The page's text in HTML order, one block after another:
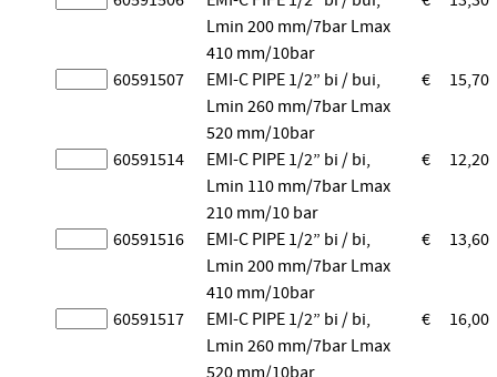
Lmin 200 mm/7bar Lmax
410 mm/10bar
60591507
EMI-C PIPE 1/2” bi / bui,
Lmin 260 mm/7bar Lmax
520 mm/10bar
€ 15,70
60591514
EMI-C PIPE 1/2” bi / bi,
Lmin 110 mm/7bar Lmax
210 mm/10 bar
€ 12,20
60591516
EMI-C PIPE 1/2” bi / bi,
Lmin 200 mm/7bar Lmax
410 mm/10bar
€ 13,60
60591517
EMI-C PIPE 1/2” bi / bi,
Lmin 260 mm/7bar Lmax
520 mm/10bar
€ 16,00